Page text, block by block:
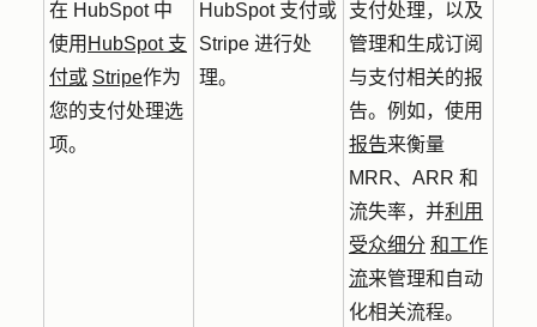
在 HubSpot 中
使用 HubSpot 支
付或 Stripe作为
您的支付处理选
项。
HubSpot 支付或
Stripe 进行处
理。
支付处理，以及
管理和生成订阅
与支付相关的报
告。例如，使用
报告来衡量
MRR、ARR 和
流失率，并利用
受众细分 和工作
流来管理和自动
化相关流程。